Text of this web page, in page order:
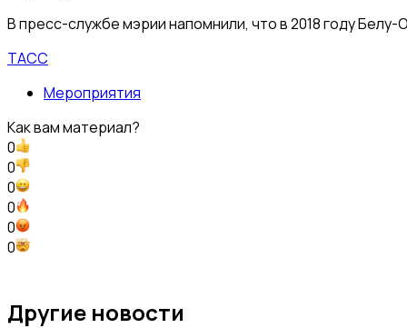
В пресс-службе мэрии напомнили, что в 2018 году
ТАСС
Мероприятия
Как вам материал?
0
0
0
0
0
0
Другие новости